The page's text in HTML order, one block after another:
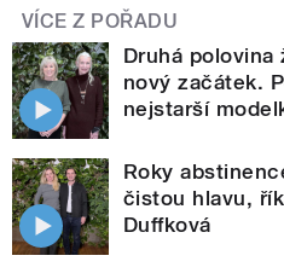
VÍCE Z POŘADU
Druhá polovina
nový začátek.
nejstarší
Roky
čistou hlavu,
Duffková